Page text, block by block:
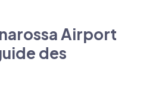
Airport
des